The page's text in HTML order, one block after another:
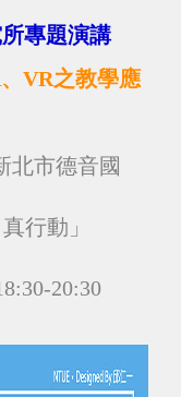
專題演講
VR之教學應
北市德音國
行動」
20:30